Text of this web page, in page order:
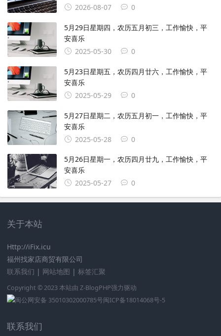
2026-08-07
0
5月29日星期四，农历五月初三，工作愉快，平
安喜乐
2025-05-30
0
5月23日星期五，农历四月廿六，工作愉快，平
安喜乐
2025-05-29
0
5月27日星期二，农历五月初一，工作愉快，平
安喜乐
2025-05-28
0
5月26日星期一，农历四月廿九，工作愉快，平
安喜乐
2025-05-27
0
关于本站
Http://iFix.icu
福州找家店商贸有限公司
联系我们 | 网站地图 | 标签汇聚
Copyright © 2023 本站由 Z-BlogPHP强力驱动
闽公网安备 35010302000785号闽ICP备18014068号-5
联系我们